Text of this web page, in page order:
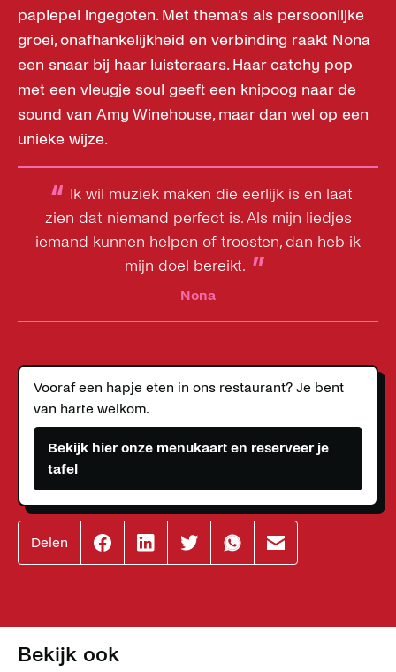
paplepel ingegoten. Met thema’s als persoonlijke
groei, onafhankelijkheid en verbinding raakt Nona
een snaar bij haar luisteraars. Haar catchy pop
met een vleugje soul geeft een knipoog naar de
sound van Amy Winehouse, maar dan wel op een
unieke wijze.
“ Ik wil muziek maken die eerlijk is en laat
zien dat niemand perfect is. Als mijn liedjes
iemand kunnen helpen of troosten, dan heb ik
mijn doel bereikt. ”
Nona
Vooraf een hapje eten in ons restaurant? Je bent
van harte welkom.
Bekijk hier onze menukaart en reserveer je
tafel
Delen
Effenaar
op
Effenaar
op
Effenaar
op
Effenaar
op
Effenaar
op
Bekijk ook